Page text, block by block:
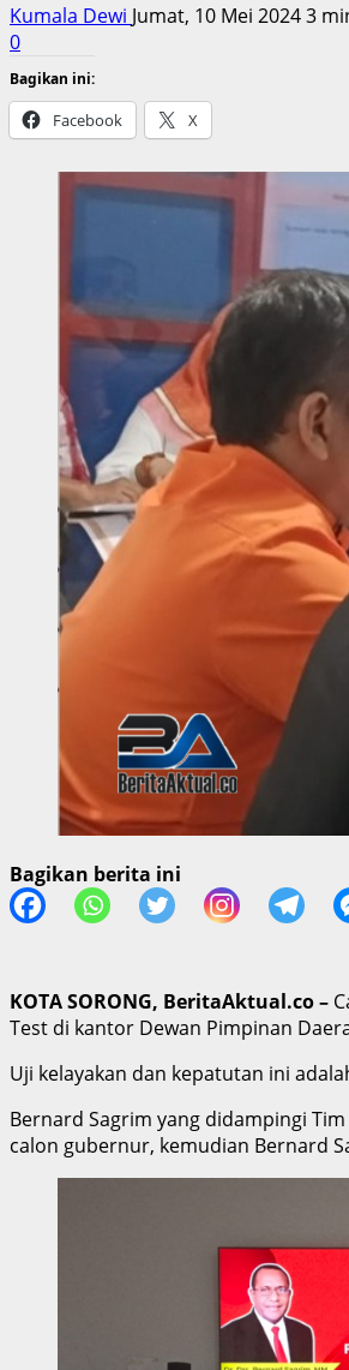
Kumala Dewi Jumat, 10 Mei 20243
0
Bagikan ini:
Facebook X
Bagikan berita ini
KOTA SORONG, BeritaAktual.co –
Test di kantor Dewan Pimpinan
Uji kelayakan dan kepatutan ini
Bernard Sagrim yang didampingi
calon gubernur, kemudian Bernard